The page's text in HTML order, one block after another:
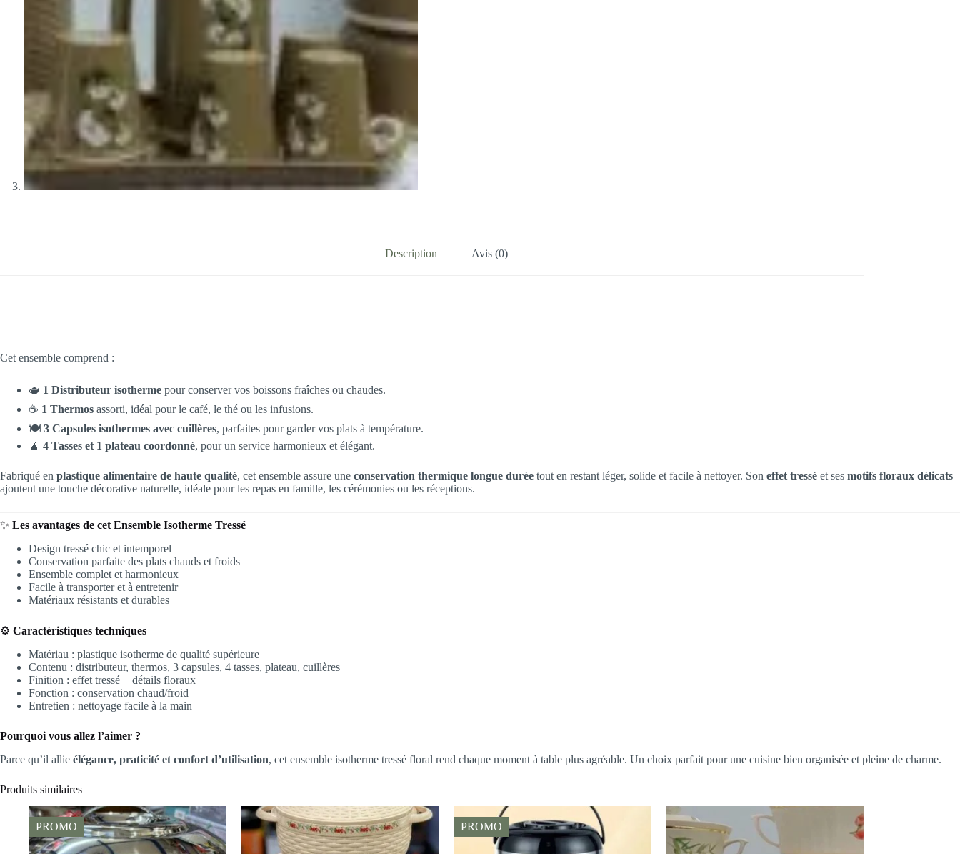
Description Avis (0)
Cet ensemble comprend :
🫖 1 Distributeur isotherme pour conserver vos boissons fraîches ou chaudes.
☕ 1 Thermos assorti, idéal pour le café, le thé ou les infusions.
🍽️ 3 Capsules isothermes avec cuillères, parfaites pour garder vos plats à température.
🧉 4 Tasses et 1 plateau coordonné, pour un service harmonieux et élégant.
Fabriqué en plastique alimentaire de haute qualité, cet ensemble assure une conservation thermique longue durée tout en restant léger, solide et facile à nettoyer. Son effet tressé et ses motifs floraux délicats
ajoutent une touche décorative naturelle, idéale pour les repas en famille, les cérémonies ou les réceptions.
✨ Les avantages de cet Ensemble Isotherme Tressé
Design tressé chic et intemporel
Conservation parfaite des plats chauds et froids
Ensemble complet et harmonieux
Facile à transporter et à entretenir
Matériaux résistants et durables
⚙️ Caractéristiques techniques
Matériau : plastique isotherme de qualité supérieure
Contenu : distributeur, thermos, 3 capsules, 4 tasses, plateau, cuillères
Finition : effet tressé + détails floraux
Fonction : conservation chaud/froid
Entretien : nettoyage facile à la main
Pourquoi vous allez l’aimer ?
Parce qu’il allie élégance, praticité et confort d’utilisation, cet ensemble isotherme tressé floral rend chaque moment à table plus agréable. Un choix parfait pour une cuisine bien organisée et pleine de charme.
Produits similaires
PROMO PROMO